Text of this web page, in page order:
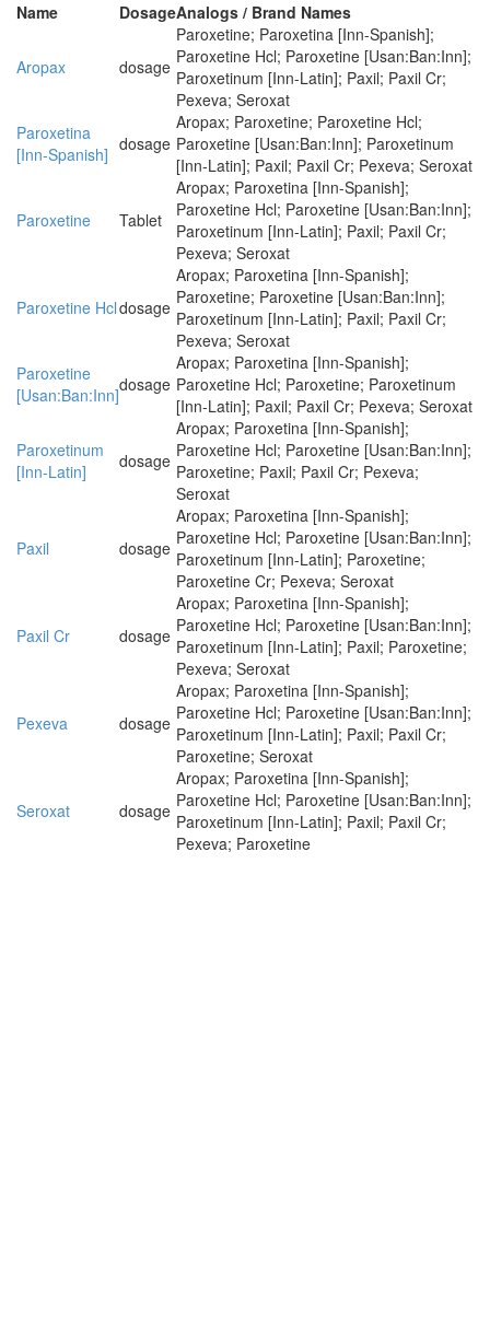
Name DosageAnalogs / Brand Names
Aropax dosage
Paroxetine; Paroxetina [Inn-Spanish];
Paroxetine Hcl; Paroxetine [Usan:Ban:Inn];
Paroxetinum [Inn-Latin]; Paxil; Paxil Cr;
Pexeva; Seroxat
Paroxetina
[Inn-Spanish] dosage
Aropax; Paroxetine; Paroxetine Hcl;
Paroxetine [Usan:Ban:Inn]; Paroxetinum
[Inn-Latin]; Paxil; Paxil Cr; Pexeva; Seroxat
Paroxetine Tablet
Aropax; Paroxetina [Inn-Spanish];
Paroxetine Hcl; Paroxetine [Usan:Ban:Inn];
Paroxetinum [Inn-Latin]; Paxil; Paxil Cr;
Pexeva; Seroxat
Paroxetine Hcldosage
Aropax; Paroxetina [Inn-Spanish];
Paroxetine; Paroxetine [Usan:Ban:Inn];
Paroxetinum [Inn-Latin]; Paxil; Paxil Cr;
Pexeva; Seroxat
Paroxetine
[Usan:Ban:Inn]dosage
Aropax; Paroxetina [Inn-Spanish];
Paroxetine Hcl; Paroxetine; Paroxetinum
[Inn-Latin]; Paxil; Paxil Cr; Pexeva; Seroxat
Paroxetinum
[Inn-Latin]
dosage
Aropax; Paroxetina [Inn-Spanish];
Paroxetine Hcl; Paroxetine [Usan:Ban:Inn];
Paroxetine; Paxil; Paxil Cr; Pexeva;
Seroxat
Paxil dosage
Aropax; Paroxetina [Inn-Spanish];
Paroxetine Hcl; Paroxetine [Usan:Ban:Inn];
Paroxetinum [Inn-Latin]; Paroxetine;
Paroxetine Cr; Pexeva; Seroxat
Paxil Cr dosage
Aropax; Paroxetina [Inn-Spanish];
Paroxetine Hcl; Paroxetine [Usan:Ban:Inn];
Paroxetinum [Inn-Latin]; Paxil; Paroxetine;
Pexeva; Seroxat
Pexeva dosage
Aropax; Paroxetina [Inn-Spanish];
Paroxetine Hcl; Paroxetine [Usan:Ban:Inn];
Paroxetinum [Inn-Latin]; Paxil; Paxil Cr;
Paroxetine; Seroxat
Seroxat dosage
Aropax; Paroxetina [Inn-Spanish];
Paroxetine Hcl; Paroxetine [Usan:Ban:Inn];
Paroxetinum [Inn-Latin]; Paxil; Paxil Cr;
Pexeva; Paroxetine